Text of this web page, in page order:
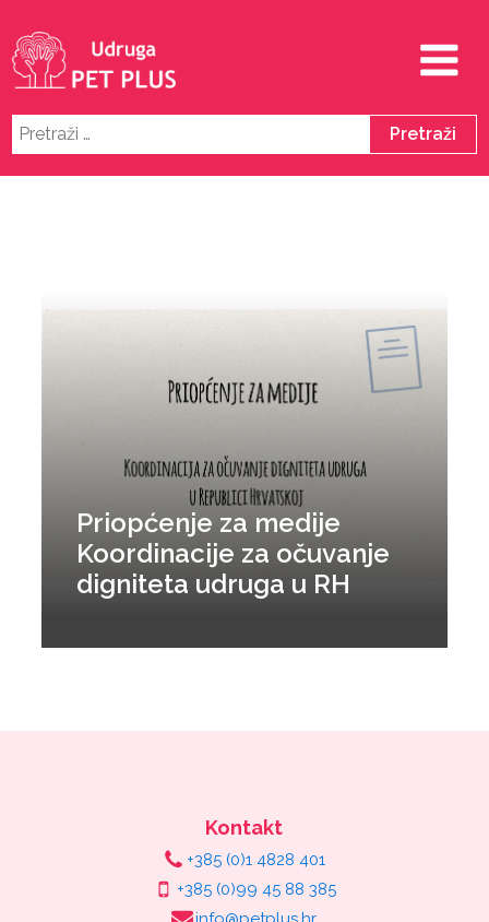
Pretraži:
Priopćenje za medije
Koordinacije za očuvanje
digniteta udruga u RH
Kontakt
+385 (0)1 4828 401
+385 (0)99 45 88 385